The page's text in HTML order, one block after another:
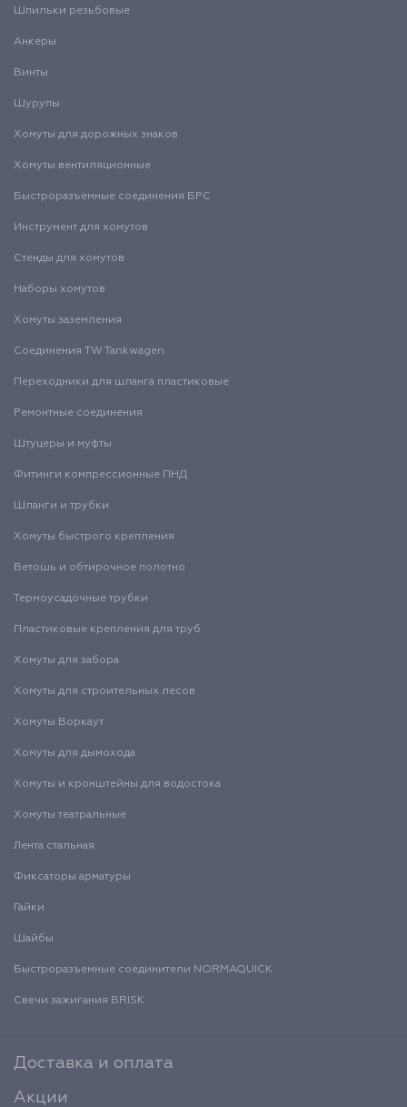
Шпильки резьбовые
Анкеры
Винты
Шурупы
Хомуты для дорожных знаков
Хомуты вентиляционные
Быстроразъемные соединения БРС
Инструмент для хомутов
Стенды для хомутов
Наборы хомутов
Хомуты заземления
Соединения TW Tankwagen
Переходники для шланга пластиковые
Ремонтные соединения
Штуцеры и муфты
Фитинги компрессионные ПНД
Шланги и трубки
Хомуты быстрого крепления
Ветошь и обтирочное полотно
Термоусадочные трубки
Пластиковые крепления для труб
Хомуты для забора
Хомуты для строительных лесов
Хомуты Воркаут
Хомуты для дымохода
Хомуты и кронштейны для водостока
Хомуты театральные
Лента стальная
Фиксаторы арматуры
Гайки
Шайбы
Быстроразъемные соединители NORMAQUICK
Свечи зажигания BRISK
Доставка и оплата
Акции